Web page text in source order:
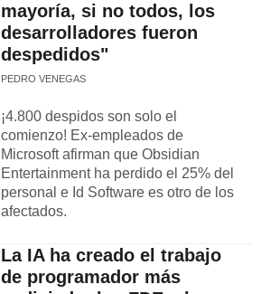
mayoría, si no todos, los
desarrolladores fueron
despedidos"
PEDRO VENEGAS
¡4.800 despidos son solo el
comienzo! Ex-empleados de
Microsoft afirman que Obsidian
Entertainment ha perdido el 25% del
personal e Id Software es otro de los
afectados.
La IA ha creado el trabajo
de programador más